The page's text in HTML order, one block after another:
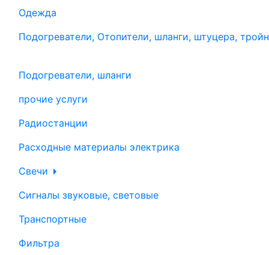
Одежда
Подогреватели, Отопители, шланги, штуцера,
Подогреватели, шланги
прочие услуги
Радиостанции
Расходные материалы электрика
Свечи
Сигналы звуковые, световые
Транспортные
Фильтра